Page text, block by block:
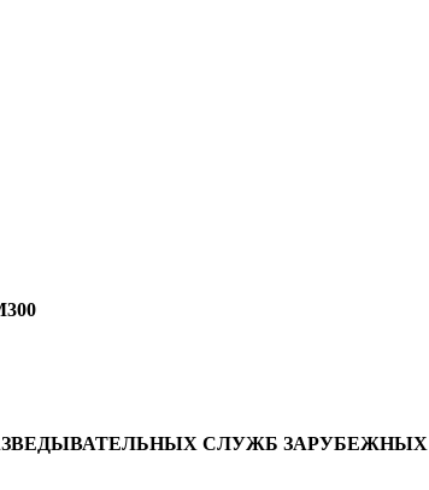
СЛУЖБ ЗАРУБЕЖНЫХ